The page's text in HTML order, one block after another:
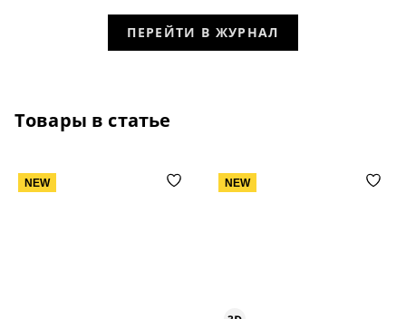
ПЕРЕЙТИ В ЖУРНАЛ
Товары в статье
NEW NEW